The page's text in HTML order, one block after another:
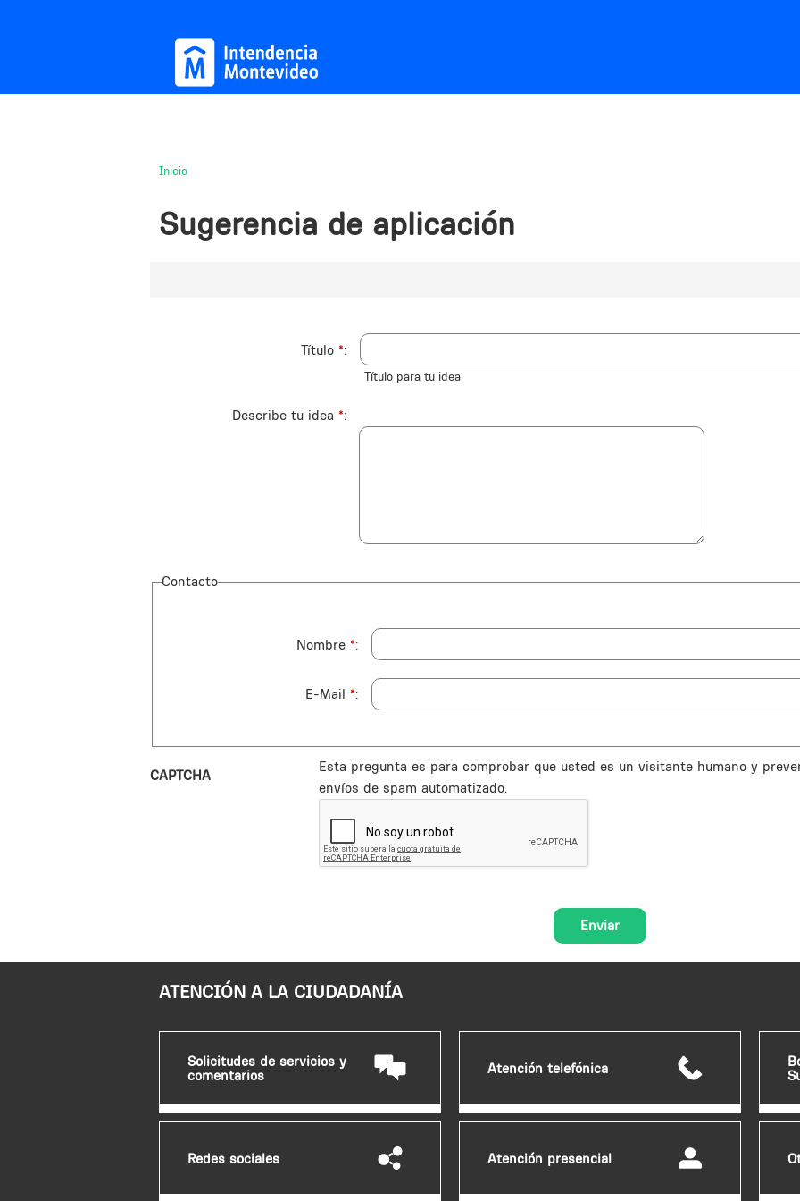
está
aquí
Inicio
Sugerencia de aplicación
Título *
Título para tu idea
Describe tu idea *
Contacto
Nombre *
E-Mail *
CAPTCHA
Esta pregunta es para comprobar que usted es un visitante humano y
envíos de spam automatizado.
ATENCIÓN A LA CIUDADANÍA
Solicitudes de servicios y
comentarios
Redes sociales
Atención telefónica
Atención presencial